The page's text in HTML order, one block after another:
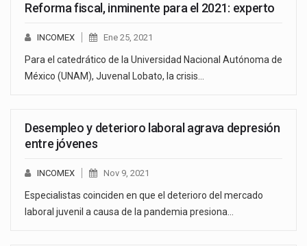
Reforma fiscal, inminente para el 2021: experto
INCOMEX Ene 25, 2021
Para el catedrático de la Universidad Nacional Autónoma de
México (UNAM), Juvenal Lobato, la crisis…
Desempleo y deterioro laboral agrava depresión
entre jóvenes
INCOMEX Nov 9, 2021
Especialistas coinciden en que el deterioro del mercado
laboral juvenil a causa de la pandemia presiona…